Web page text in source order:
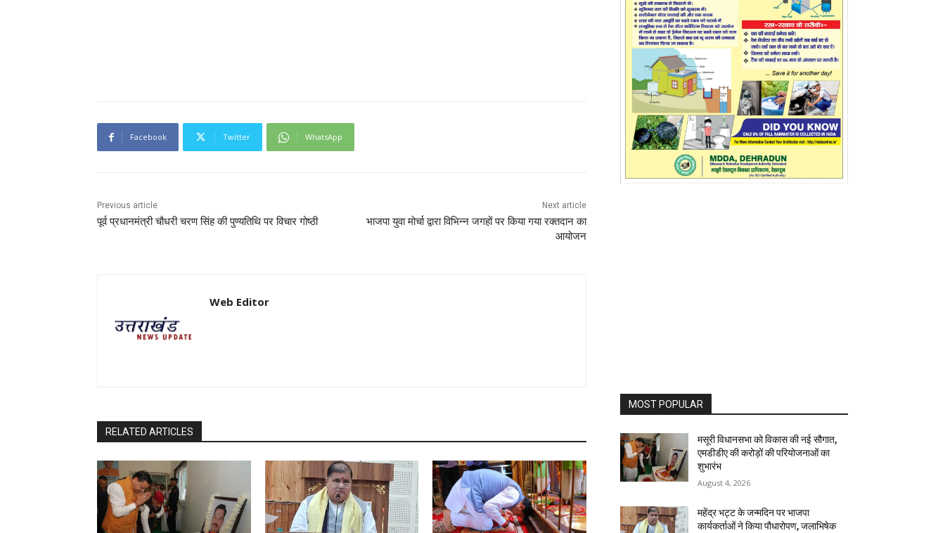
Facebook Twitter WhatsApp
Previous article
पूर्व प्रधानमंत्री चौधरी चरण सिंह की पुण्यतिथि पर विचार गोष्ठी
Next article
भाजपा युवा मोर्चा द्वारा विभिन्न जगहों पर किया गया रक्तदान का
आयोजन
Web Editor
RELATED ARTICLES
MOST POPULAR
मसूरी विधानसभा को विकास की नई सौगात,
एमडीडीए की करोड़ों की परियोजनाओं का
शुभारंभ
August 4, 2026
महेंद्र भट्ट के जन्मदिन पर भाजपा
कार्यकर्ताओं ने किया पौधारोपण, जलाभिषेक